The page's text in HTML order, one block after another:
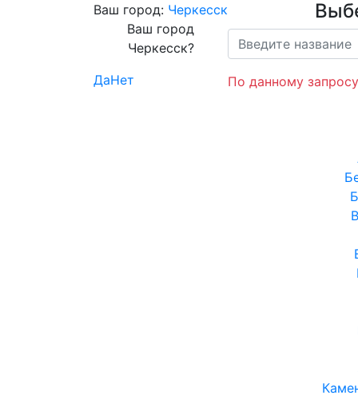
Ваш город: Черкесск
Ваш город
Черкесск?
ДаНет
По данному